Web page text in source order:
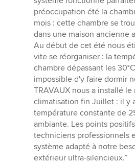
préoccupation été la
mois : cette chambre se
dans une maison ancienne
Au début de cet été nous
vite se réorganiser : la
chambre dépassant les
impossible d'y faire dormir
TRAVAUX nous a installé
climatisation fin Juillet : il y
température constante de
ambiante. Les points
techniciens professionnels
système adapté à notre
extérieur ultra-silencieux.”